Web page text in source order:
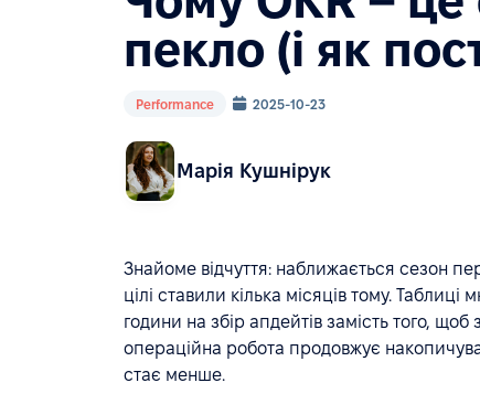
пекло (і як
Performance 2025-10-23
Марія Кушнірук
Знайоме відчуття: наближається сезон
цілі ставили кілька місяців тому.
години на збір апдейтів замість того,
операційна робота продовжує
стає менше.